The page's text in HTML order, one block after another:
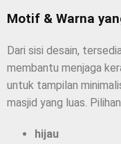
Motif & Warna
Dari sisi desain,
membantu menjaga
untuk tampilan
masjid yang luas.
hijau